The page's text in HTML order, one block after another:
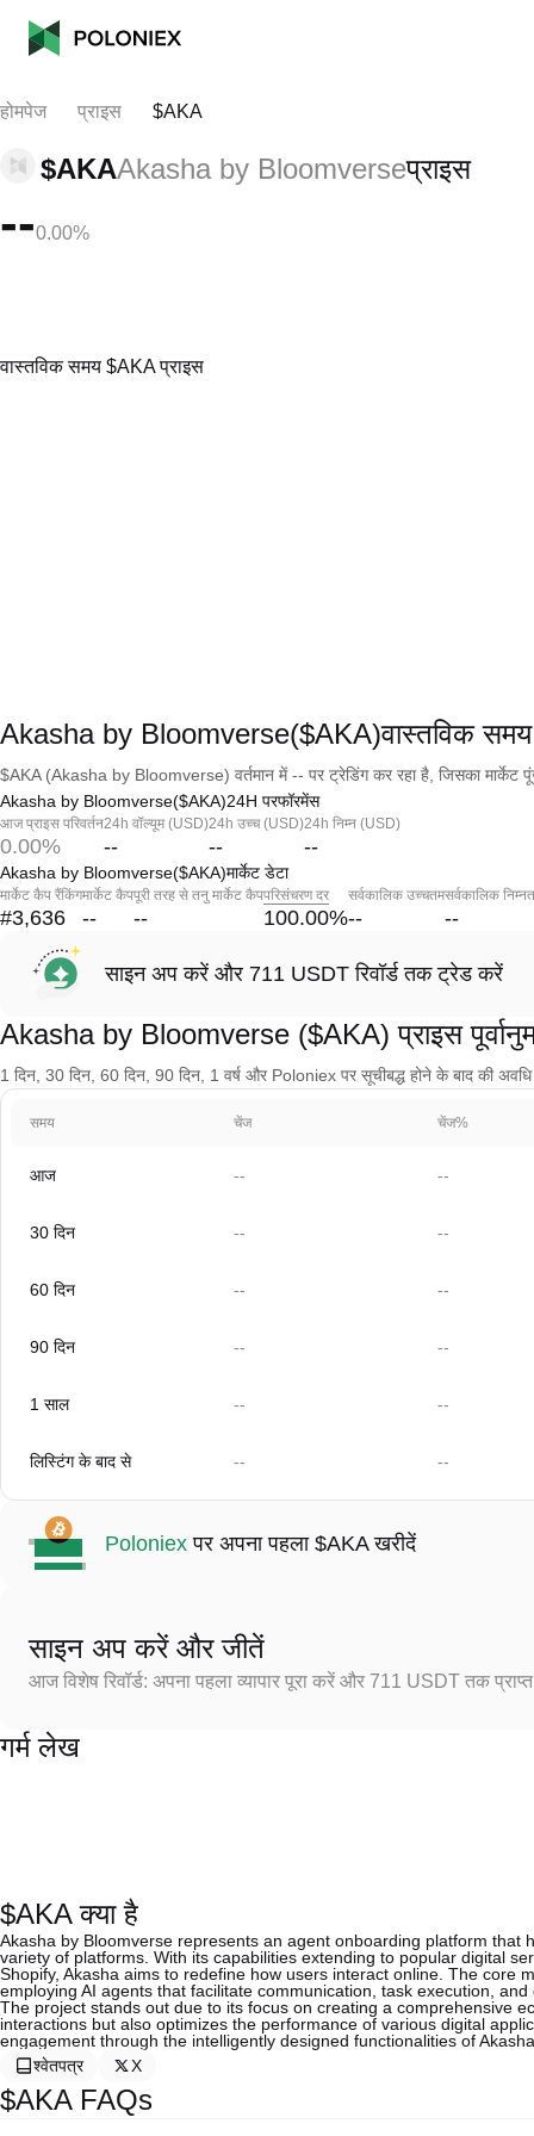
होमपेज प्राइस $AKA
$AKAAkasha by Bloomverseप्राइस
--0.00%
वास्तविक समय $AKA प्राइस
Akasha by Bloomverse($AKA)वास्तविक समय
$AKA (Akasha by Bloomverse) वर्तमान में -- पर ट्रेडिंग कर रहा है, जिसका मार्केट
Akasha by Bloomverse($AKA)24H परफॉरमेंस
आज प्राइस परिवर्तन
0.00%
24h वॉल्यूम (USD)
--
24h उच्च (USD)
--
24h निम्न (USD)
--
Akasha by Bloomverse($AKA)मार्केट डेटा
मार्केट कैप रैंकिंग
#3,636
मार्केट कैप
--
पूरी तरह से तनु मार्केट कैप
--
परिसंचरण दर
100.00%
सर्वकालिक उच्चतम
--
सर्वकालिक
--
साइन अप करें और 711 USDT रिवॉर्ड तक ट्रेड करें
Akasha by Bloomverse ($AKA) प्राइस
1 दिन, 30 दिन, 60 दिन, 90 दिन, 1 वर्ष और Poloniex पर सूचीबद्ध होने के बाद की
समय चेंज चेंज%
आज -- --
30 दिन -- --
60 दिन -- --
90 दिन -- --
1 साल -- --
लिस्टिंग के बाद से -- --
Poloniex पर अपना पहला $AKA खरीदें
साइन अप करें और जीतें
आज विशेष रिवॉर्ड: अपना पहला व्यापार पूरा करें और 711 USDT तक
गर्म लेख
$AKA क्या है
Akasha by Bloomverse represents an agent onboarding platform
variety of platforms. With its capabilities extending to popular digital
Shopify, Akasha aims to redefine how users interact online. The core
employing AI agents that facilitate communication, task execution,
The project stands out due to its focus on creating a comprehensive
interactions but also optimizes the performance of various digital
engagement through the intelligently designed functionalities of
श्वेतपत्र
X
$AKA FAQs